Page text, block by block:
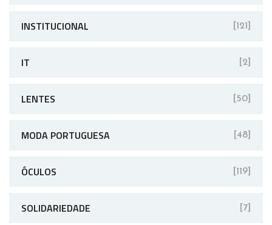
INSTITUCIONAL [121]
IT [2]
LENTES [50]
MODA PORTUGUESA [48]
ÓCULOS [119]
SOLIDARIEDADE [7]